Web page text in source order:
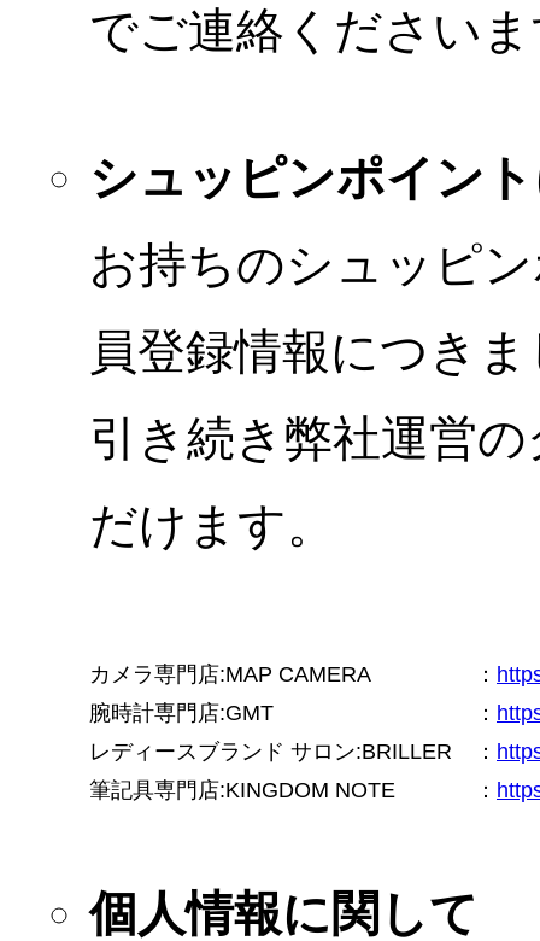
でご連絡ください
シュッピンポイン
お持ちのシュッピ
員登録情報につき
引き続き弊社運営
だけます。
カメラ専門店:MAP CAMERA ：
腕時計専門店:GMT
：
レディースブランド サロン:BRILLER
：
筆記具専門店:KINGDOM NOTE
：
個人情報に関して